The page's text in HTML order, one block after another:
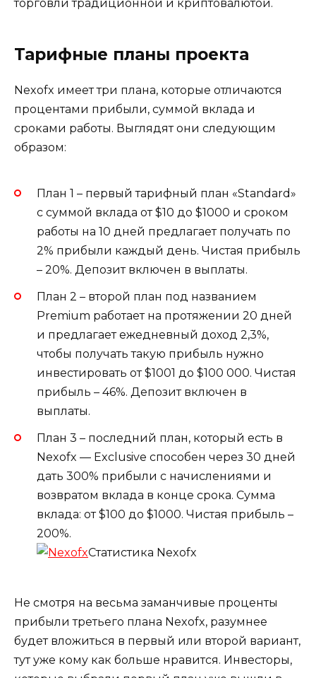
торговли традиционной и криптовалютой.
Тарифные планы проекта
Nexofx имеет три плана, которые отличаются
процентами прибыли, суммой вклада и
сроками работы. Выглядят они следующим
образом:
План 1 – первый тарифный план «Standard»
с суммой вклада от $10 до $1000 и сроком
работы на 10 дней предлагает получать по
2% прибыли каждый день. Чистая прибыль
– 20%. Депозит включен в выплаты.
План 2 – второй план под названием
Premium работает на протяжении 20 дней
и предлагает ежедневный доход 2,3%,
чтобы получать такую прибыль нужно
инвестировать от $1001 до $100 000. Чистая
прибыль – 46%. Депозит включен в
выплаты.
План 3 – последний план, который есть в
Nexofx — Exclusive способен через 30 дней
дать 300% прибыли с начислениями и
возвратом вклада в конце срока. Сумма
вклада: от $100 до $1000. Чистая прибыль –
200%.
Статистика Nexofx
Не смотря на весьма заманчивые проценты
прибыли третьего плана Nexofx, разумнее
будет вложиться в первый или второй вариант,
тут уже кому как больше нравится. Инвесторы,